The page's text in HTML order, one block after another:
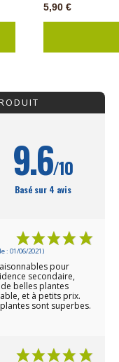
GOUT', malin,
5,90 €
9.6/10
Basé sur 4 avis
: 01/06/2021)
pour
secondaire,
belles plantes
et à petits prix.
sont superbes.